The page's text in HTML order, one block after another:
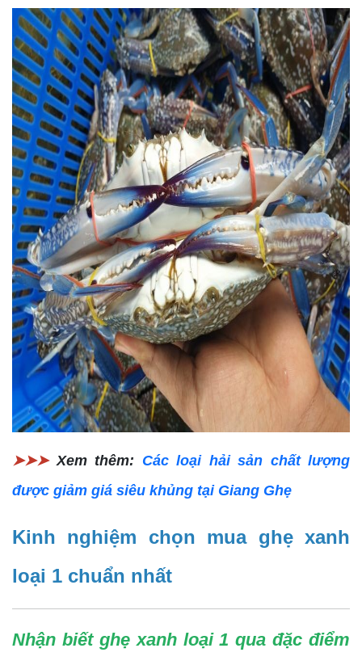
➤➤➤Xem thêm: Các loại hải sản chất lượng
được giảm giá siêu khủng tại Giang Ghẹ
Kinh nghiệm chọn mua ghẹ xanh
loại 1 chuẩn nhất
Nhận biết ghẹ xanh loại 1 qua đặc điểm